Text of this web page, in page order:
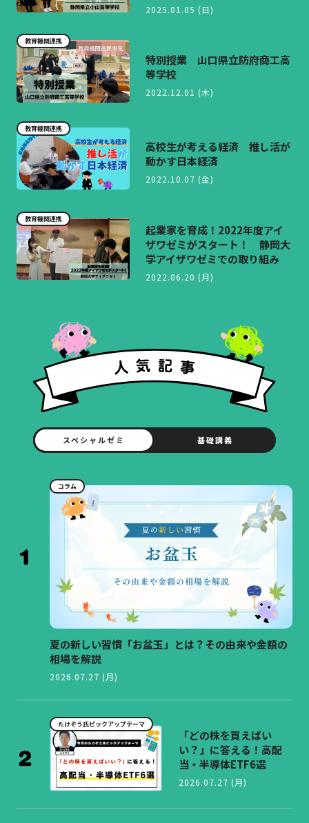
2025.01.05 (日)
教育機関連携
特別授業 山口県立防府商工高
等学校
2022.12.01 (木)
教育機関連携
高校生が考える経済 推し活が
動かす日本経済
2022.10.07 (金)
教育機関連携
起業家を育成！2022年度アイ
ザワゼミがスタート！ 静岡大
学アイザワゼミでの取り組み
2022.06.20 (月)
スペシャルゼミ 基礎講義
コラム
夏の新しい習慣「お盆玉」とは？その由来や金額の
相場を解説
2026.07.27 (月)
たけぞう氏ピックアップテーマ
「どの株を買えばい
い？」に答える！高配
当・半導体ETF6選
2026.07.27 (月)